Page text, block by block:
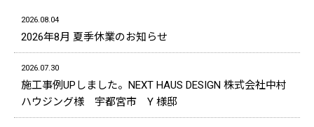
2026.08.04
2026年8月 夏季休業のお知らせ
2026.07.30
施工事例UPしました。NEXT HAUS DESIGN 株式会社中村
ハウジング様 宇都宮市 Y 様邸